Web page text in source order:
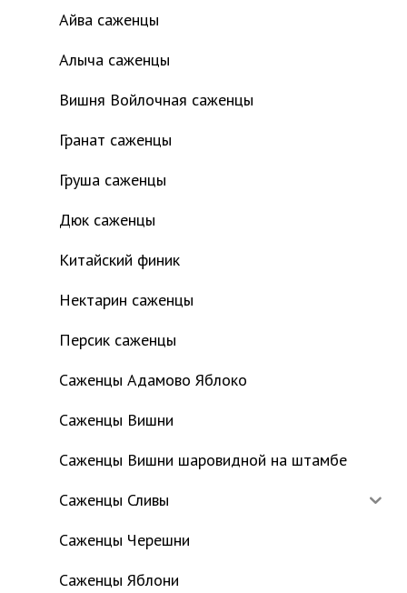
Айва саженцы
Алыча саженцы
Вишня Войлочная саженцы
Гранат саженцы
Груша саженцы
Дюк саженцы
Китайский финик
Нектарин саженцы
Персик саженцы
Саженцы Адамово Яблоко
Саженцы Вишни
Саженцы Вишни шаровидной на штамбе
Саженцы Сливы
Саженцы Черешни
Саженцы Яблони